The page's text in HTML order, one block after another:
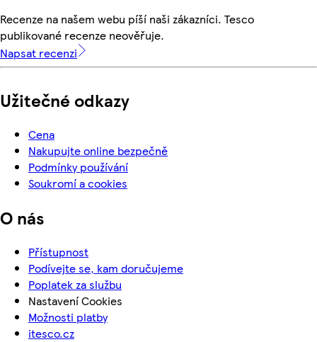
Recenze na našem webu píší naši zákazníci. Tesco
publikované recenze neověřuje.
Napsat recenzi
Užitečné odkazy
Cena
Nakupujte online bezpečně
Podmínky používání
Soukromí a cookies
O nás
Přístupnost
Podívejte se, kam doručujeme
Poplatek za službu
Nastavení Cookies
Možnosti platby
itesco.cz